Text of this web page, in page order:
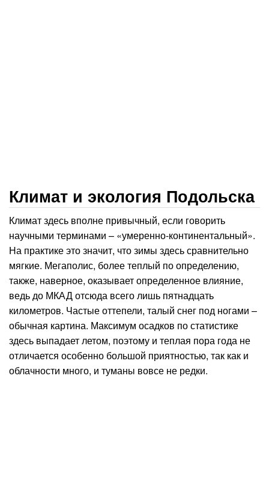
Климат и экология Подольска
Климат здесь вполне привычный, если говорить
научными терминами – «умеренно-континентальный».
На практике это значит, что зимы здесь сравнительно
мягкие. Мегаполис, более теплый по определению,
также, наверное, оказывает определенное влияние,
ведь до МКАД отсюда всего лишь пятнадцать
километров. Частые оттепели, талый снег под ногами –
обычная картина. Максимум осадков по статистике
здесь выпадает летом, поэтому и теплая пора года не
отличается особенно большой приятностью, так как и
облачности много, и туманы вовсе не редки.